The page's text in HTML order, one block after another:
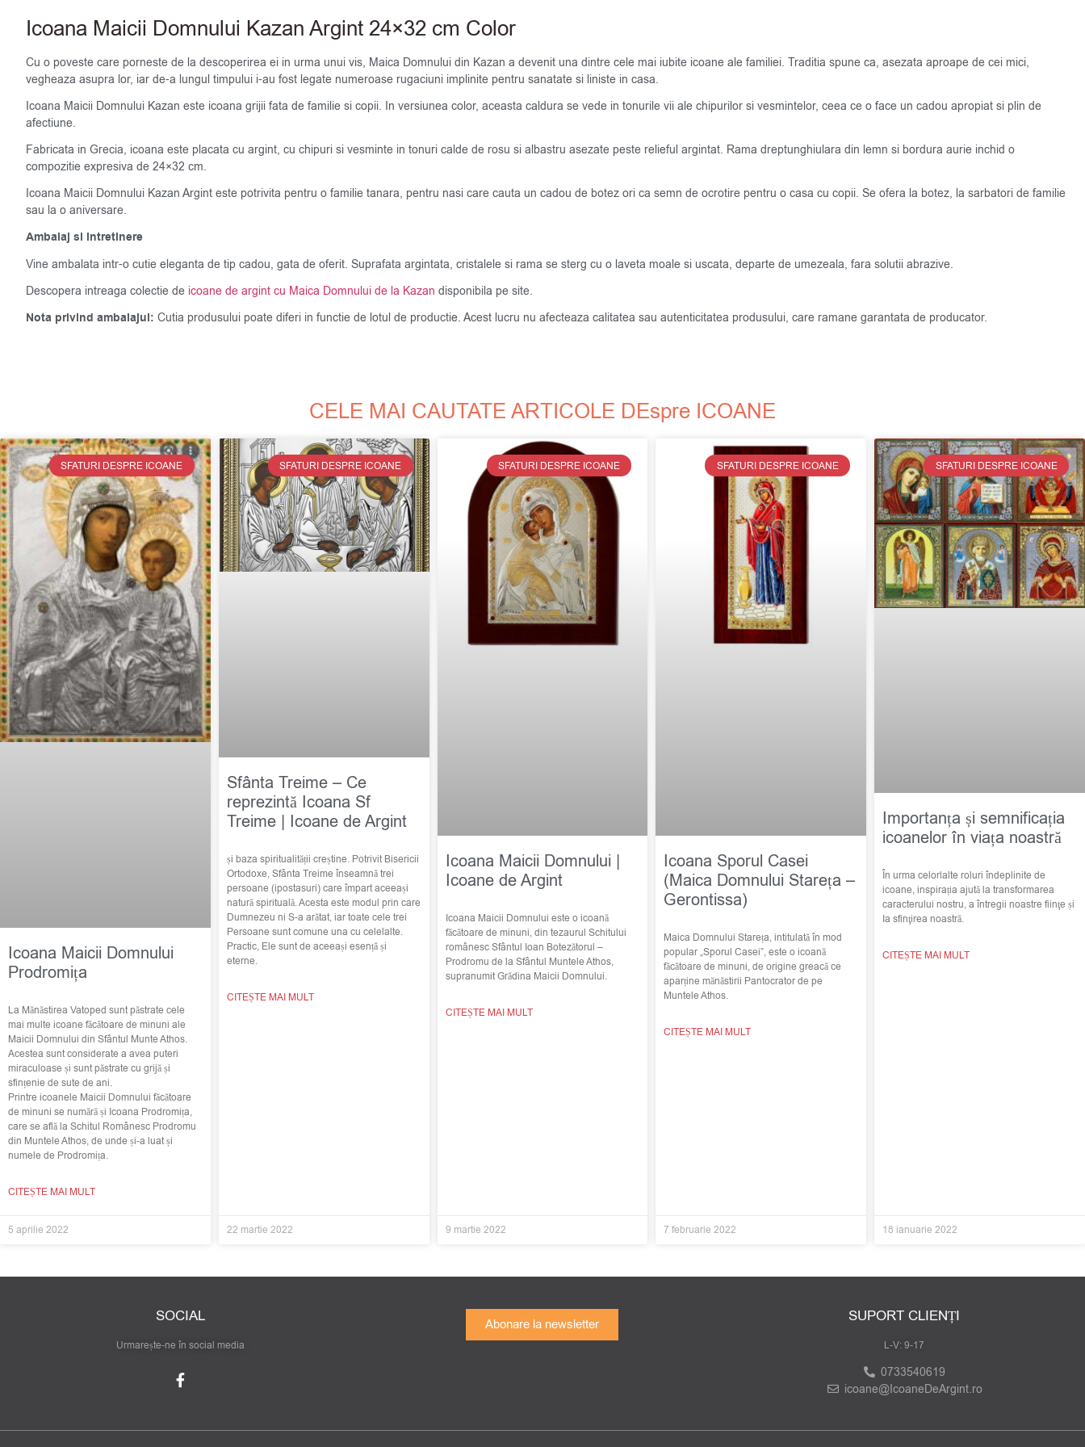
Icoana Maicii Domnului Kazan Argint 24×32 cm Color
Cu o poveste care porneste de la descoperirea ei in urma unui vis, Maica Domnului din Kazan a devenit una dintre cele mai iubite icoane ale familiei. Traditia spune ca, asezata aproape de cei mici,
vegheaza asupra lor, iar de-a lungul timpului i-au fost legate numeroase rugaciuni implinite pentru sanatate si liniste in casa.
Icoana Maicii Domnului Kazan este icoana grijii fata de familie si copii. In versiunea color, aceasta caldura se vede in tonurile vii ale chipurilor si vesmintelor, ceea ce o face un cadou apropiat si plin de
afectiune.
Fabricata in Grecia, icoana este placata cu argint, cu chipuri si vesminte in tonuri calde de rosu si albastru asezate peste relieful argintat. Rama dreptunghiulara din lemn si bordura aurie inchid o
compozitie expresiva de 24×32 cm.
Icoana Maicii Domnului Kazan Argint este potrivita pentru o familie tanara, pentru nasi care cauta un cadou de botez ori ca semn de ocrotire pentru o casa cu copii. Se ofera la botez, la sarbatori de familie
sau la o aniversare.
Ambalaj si intretinere
Vine ambalata intr-o cutie eleganta de tip cadou, gata de oferit. Suprafata argintata, cristalele si rama se sterg cu o laveta moale si uscata, departe de umezeala, fara solutii abrazive.
Descopera intreaga colectie de icoane de argint cu Maica Domnului de la Kazan disponibila pe site.
Nota privind ambalajul: Cutia produsului poate diferi in functie de lotul de productie. Acest lucru nu afecteaza calitatea sau autenticitatea produsului, care ramane garantata de producator.
CELE MAI CAUTATE ARTICOLE DEspre ICOANE
SFATURI DESPRE ICOANE
Icoana Maicii Domnului
Prodromița
La Mănăstirea Vatoped sunt păstrate cele
mai multe icoane făcătoare de minuni ale
Maicii Domnului din Sfântul Munte Athos.
Acestea sunt considerate a avea puteri
miraculoase și sunt păstrate cu grijă și
sfințenie de sute de ani.
Printre icoanele Maicii Domnului făcătoare
de minuni se numără și Icoana Prodromița,
care se află la Schitul Românesc Prodromu
din Muntele Athos, de unde și-a luat și
numele de Prodromița.
CITEȘTE MAI MULT
5 aprilie 2022
SFATURI DESPRE ICOANE
Sfânta Treime – Ce
reprezintă Icoana Sf
Treime | Icoane de Argint
și baza spiritualității creștine. Potrivit Bisericii
Ortodoxe, Sfânta Treime înseamnă trei
persoane (ipostasuri) care împart aceeași
natură spirituală. Acesta este modul prin care
Dumnezeu ni S-a arătat, iar toate cele trei
Persoane sunt comune una cu celelalte.
Practic, Ele sunt de aceeași esență și
eterne.
CITEȘTE MAI MULT
22 martie 2022
SFATURI DESPRE ICOANE
Icoana Maicii Domnului |
Icoane de Argint
Icoana Maicii Domnului este o icoană
făcătoare de minuni, din tezaurul Schitului
românesc Sfântul Ioan Botezătorul –
Prodromu de la Sfântul Muntele Athos,
supranumit Grădina Maicii Domnului.
CITEȘTE MAI MULT
9 martie 2022
SFATURI DESPRE ICOANE
Icoana Sporul Casei
(Maica Domnului Stareța –
Gerontissa)
Maica Domnului Stareța, intitulată în mod
popular „Sporul Casei”, este o icoană
făcătoare de minuni, de origine greacă ce
aparține mănăstirii Pantocrator de pe
Muntele Athos.
CITEȘTE MAI MULT
7 februarie 2022
SFATURI DESPRE ICOANE
Importanța și semnificația
icoanelor în viața noastră
În urma celorlalte roluri îndeplinite de
icoane, inspirația ajută la transformarea
caracterului nostru, a întregii noastre fiinţe și
Ia sfinţirea noastră.
CITEȘTE MAI MULT
18 ianuarie 2022
SOCIAL
Urmarește-ne în social media
Abonare la newsletter SUPORT CLIENȚI
L-V: 9-17
0733540619
icoane@IcoaneDeArgint.ro